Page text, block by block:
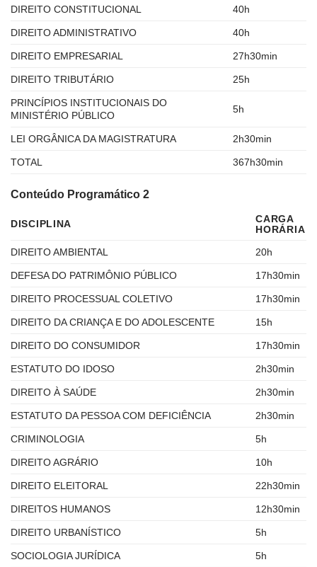
DIREITO CONSTITUCIONAL 40h
DIREITO ADMINISTRATIVO 40h
DIREITO EMPRESARIAL 27h30min
DIREITO TRIBUTÁRIO 25h
PRINCÍPIOS INSTITUCIONAIS DO
MINISTÉRIO PÚBLICO
5h
LEI ORGÂNICA DA MAGISTRATURA 2h30min
TOTAL 367h30min
Conteúdo Programático 2
DISCIPLINA
CARGA
HORÁRIA
DIREITO AMBIENTAL
20h
DEFESA DO PATRIMÔNIO PÚBLICO 17h30min
DIREITO PROCESSUAL COLETIVO 17h30min
DIREITO DA CRIANÇA E DO ADOLESCENTE 15h
DIREITO DO CONSUMIDOR 17h30min
ESTATUTO DO IDOSO 2h30min
DIREITO À SAÚDE 2h30min
ESTATUTO DA PESSOA COM DEFICIÊNCIA 2h30min
CRIMINOLOGIA 5h
DIREITO AGRÁRIO 10h
DIREITO ELEITORAL 22h30min
DIREITOS HUMANOS 12h30min
DIREITO URBANÍSTICO 5h
SOCIOLOGIA JURÍDICA 5h